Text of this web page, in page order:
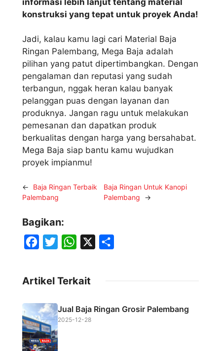
konstruksi yang tepat untuk proyek Anda!
Jadi, kalau kamu lagi cari Material Baja
Ringan Palembang, Mega Baja adalah
pilihan yang patut dipertimbangkan. Dengan
pengalaman dan reputasi yang sudah
terbangun, nggak heran kalau banyak
pelanggan puas dengan layanan dan
produknya. Jangan ragu untuk melakukan
pemesanan dan dapatkan produk
berkualitas dengan harga yang bersahabat.
Mega Baja siap bantu kamu wujudkan
proyek impianmu!
←
Baja Ringan Terbaik
Palembang
Baja Ringan Untuk Kanopi
Palembang
→
Bagikan:
e
b
o
o
k
t
e
W
t
A
Artikel Terkait
Jual Baja Ringan Grosir Palembang
2025-12-28